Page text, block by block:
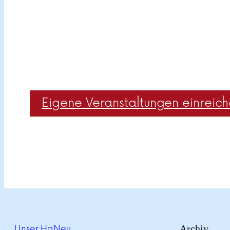
Eigene Veranstaltungen